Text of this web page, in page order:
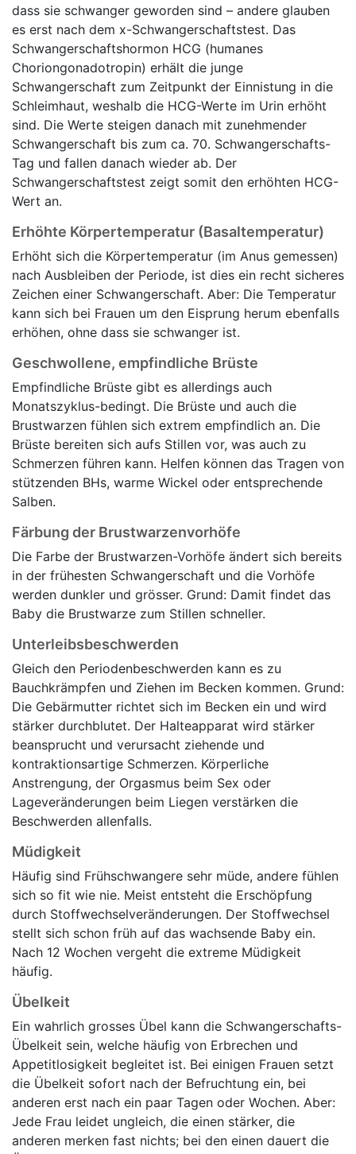
dass sie schwanger geworden sind – andere glauben
es erst nach dem x-Schwangerschaftstest. Das
Schwangerschaftshormon HCG (humanes
Choriongonadotropin) erhält die junge
Schwangerschaft zum Zeitpunkt der Einnistung in die
Schleimhaut, weshalb die HCG-Werte im Urin erhöht
sind. Die Werte steigen danach mit zunehmender
Schwangerschaft bis zum ca. 70. Schwangerschafts-
Tag und fallen danach wieder ab. Der
Schwangerschaftstest zeigt somit den erhöhten HCG-
Wert an.
Erhöhte Körpertemperatur (Basaltemperatur)
Erhöht sich die Körpertemperatur (im Anus gemessen)
nach Ausbleiben der Periode, ist dies ein recht sicheres
Zeichen einer Schwangerschaft. Aber: Die Temperatur
kann sich bei Frauen um den Eisprung herum ebenfalls
erhöhen, ohne dass sie schwanger ist.
Geschwollene, empfindliche Brüste
Empfindliche Brüste gibt es allerdings auch
Monatszyklus-bedingt. Die Brüste und auch die
Brustwarzen fühlen sich extrem empfindlich an. Die
Brüste bereiten sich aufs Stillen vor, was auch zu
Schmerzen führen kann. Helfen können das Tragen von
stützenden BHs, warme Wickel oder entsprechende
Salben.
Färbung der Brustwarzenvorhöfe
Die Farbe der Brustwarzen-Vorhöfe ändert sich bereits
in der frühesten Schwangerschaft und die Vorhöfe
werden dunkler und grösser. Grund: Damit findet das
Baby die Brustwarze zum Stillen schneller.
Unterleibsbeschwerden
Gleich den Periodenbeschwerden kann es zu
Bauchkrämpfen und Ziehen im Becken kommen. Grund:
Die Gebärmutter richtet sich im Becken ein und wird
stärker durchblutet. Der Halteapparat wird stärker
beansprucht und verursacht ziehende und
kontraktionsartige Schmerzen. Körperliche
Anstrengung, der Orgasmus beim Sex oder
Lageveränderungen beim Liegen verstärken die
Beschwerden allenfalls.
Müdigkeit
Häufig sind Frühschwangere sehr müde, andere fühlen
sich so fit wie nie. Meist entsteht die Erschöpfung
durch Stoffwechselveränderungen. Der Stoffwechsel
stellt sich schon früh auf das wachsende Baby ein.
Nach 12 Wochen vergeht die extreme Müdigkeit
häufig.
Übelkeit
Ein wahrlich grosses Übel kann die Schwangerschafts-
Übelkeit sein, welche häufig von Erbrechen und
Appetitlosigkeit begleitet ist. Bei einigen Frauen setzt
die Übelkeit sofort nach der Befruchtung ein, bei
anderen erst nach ein paar Tagen oder Wochen. Aber:
Jede Frau leidet ungleich, die einen stärker, die
anderen merken fast nichts; bei den einen dauert die